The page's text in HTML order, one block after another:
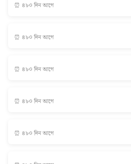
⏰ ৪৮০ দিন আগে
⏰ ৪৮০ দিন আগে
⏰ ৪৮০ দিন আগে
⏰ ৪৮০ দিন আগে
⏰ ৪৮০ দিন আগে